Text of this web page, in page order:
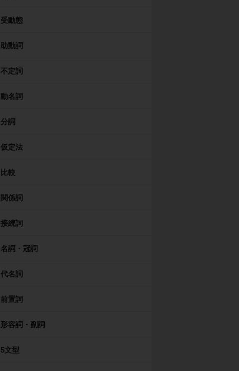
受動態
助動詞
不定詞
動名詞
分詞
仮定法
比較
関係詞
接続詞
名詞・冠詞
代名詞
前置詞
形容詞・副詞
5文型